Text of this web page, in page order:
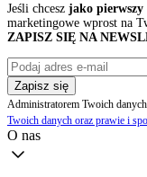
Jeśli chcesz jako pierwszy
marketingowe wprost na
ZAPISZ SIĘ NA
Zapisz się
Administratorem Twoich
Twoich danych oraz prawie i
O nas